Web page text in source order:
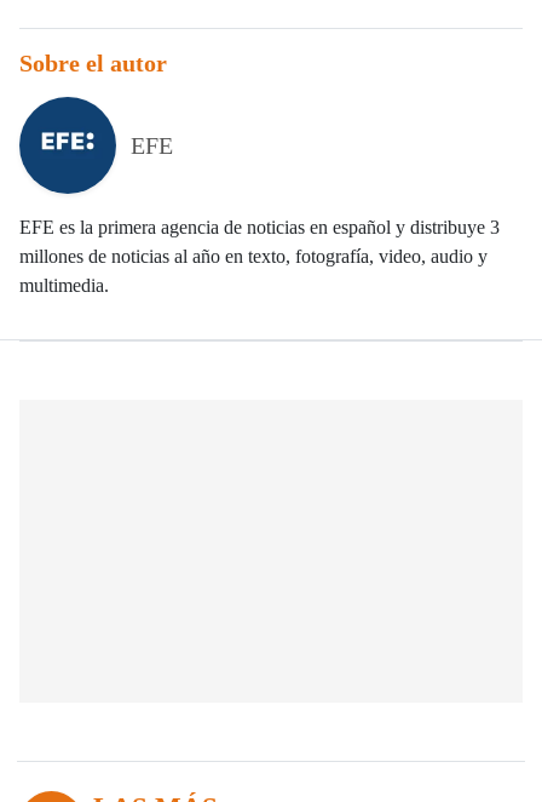
Sobre el autor
EFE
EFE es la primera agencia de noticias en español y distribuye 3
millones de noticias al año en texto, fotografía, video, audio y
multimedia.